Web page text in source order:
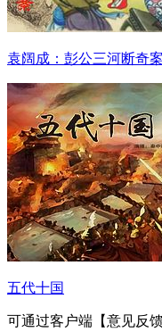
袁阔成：彭公三河断奇案
五代十国
可通过客户端【意见反